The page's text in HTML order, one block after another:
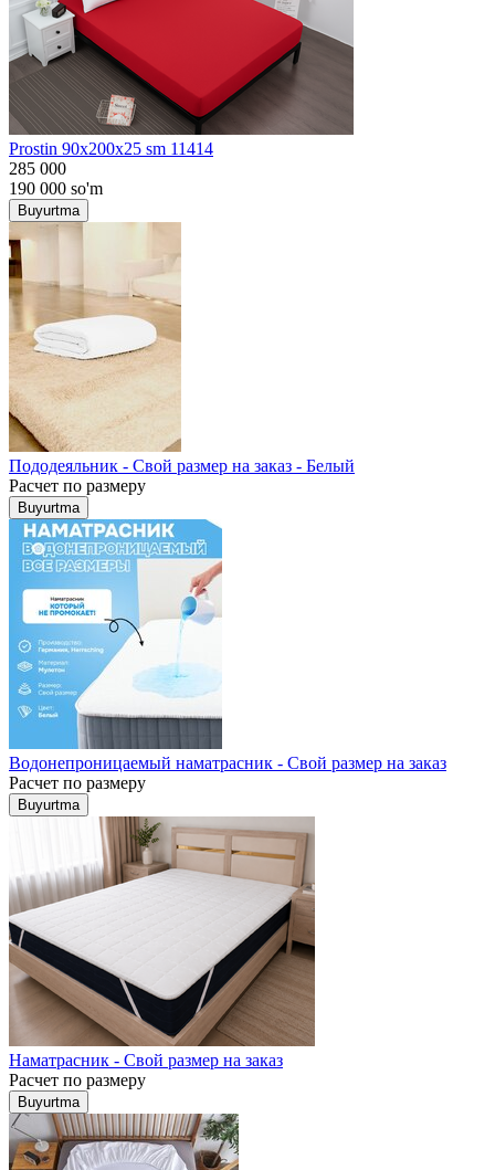
Prostin 90x200x25 sm 11414
285 000
190 000 so'm
Buyurtma
Пододеяльник - Свой размер на заказ - Белый
Расчет по размеру
Buyurtma
Водонепроницаемый наматрасник - Свой размер на заказ
Расчет по размеру
Buyurtma
Наматрасник - Свой размер на заказ
Расчет по размеру
Buyurtma